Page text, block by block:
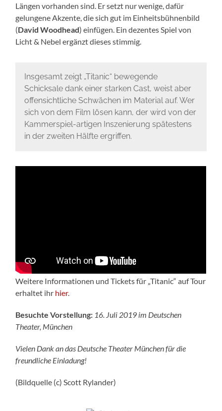
Längen vorhanden sind. Er setzt nur wenige, dafür
gelungene Akzente, die sich gut im Einheitsbühnenbild
(David Woodhead) einfügen. Ein dezentes Spiel von
Licht & Nebel ergänzt dieses stimmig.
Insgesamt zeigt „Titanic“ bewegende
Schicksale dank einer starken Cast, weist aber
offensichtliche Schwächen im Material auf. Wer
sich von dem Film lösen kann, der wird von der
Kammerspiel-artigen Inszenierung spätestens
in der zweiten Hälfte ergriffen.
Weitere Informationen und Tickets für „Titanic“ auf Tour
erhaltet ihr hier.
Besuchte Vorstellung: 16. Juli 2019 im Deutschen
Theater, München
Vielen Dank an das Deutsche Theater München für die
freundliche Einladung!
(Bildquelle (c) Scott Rylander)